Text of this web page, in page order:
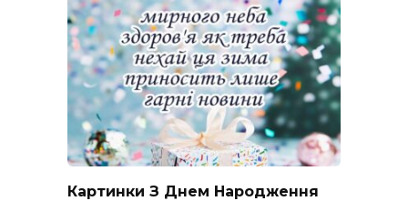
Картинки З Днем Народження